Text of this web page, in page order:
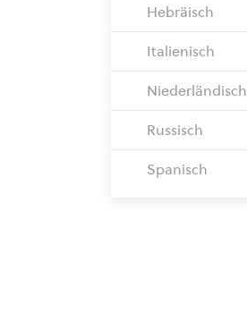
Hebräisch
Italienisch
Niederländisch
Russisch
Spanisch